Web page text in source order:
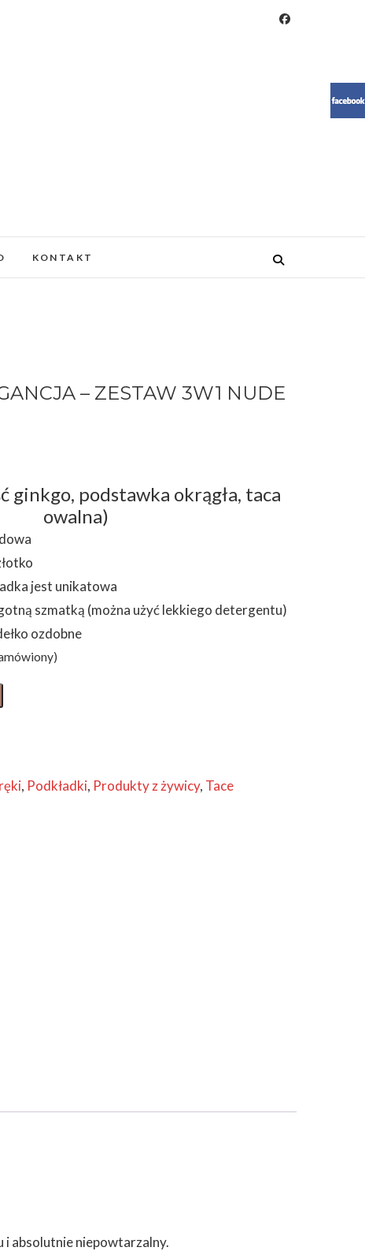
KONTAKT
– ZESTAW 3W1 NUDE
ginkgo, podstawka okrągła, taca
owalna)
jest unikatowa
szmatką (można użyć lekkiego detergentu)
ozdobne
, Podkładki, Produkty z żywicy, Tace
i absolutnie niepowtarzalny.